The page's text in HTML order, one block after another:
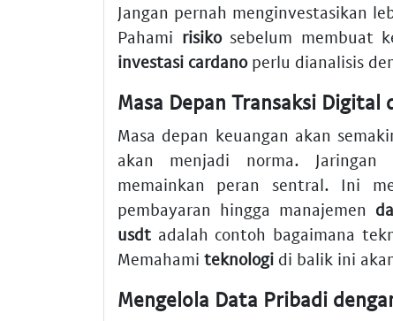
Jangan pernah menginvestasikan
Pahami risikosebelum membuat
investasi cardanoperlu dianalisis
Masa Depan Transaksi Digital
Masa depan keuangan akan
akan menjadi norma. Jaringan
memainkan peran sentral. Ini
pembayaran hingga manajemen
usdt adalah contoh bagaimana
Memahami teknologi di balik ini
Mengelola Data Pribadi